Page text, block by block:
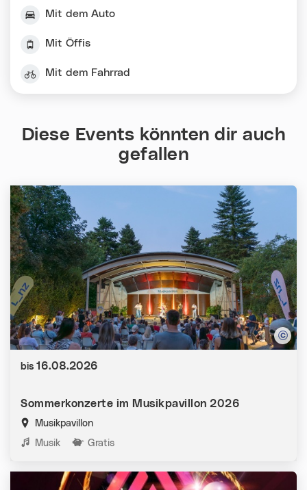
Mit dem Auto
Mit Öffis
Mit dem Fahrrad
Diese Events könnten dir auch
gefallen
Sommerkonzerte im Musikpavillon 2026
Musikpavillon
Kategorien:
Musik Gratis
Datum:
bis 16.08.2026